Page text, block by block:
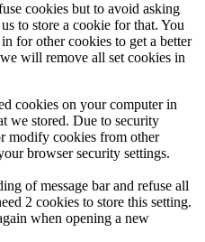
cookies but to avoid asking
to store a cookie for that. You
for other cookies to get a better
will remove all set cookies in
cookies on your computer in
we stored. Due to security
modify cookies from other
browser security settings.
of message bar and refuse all
2 cookies to store this setting.
when opening a new